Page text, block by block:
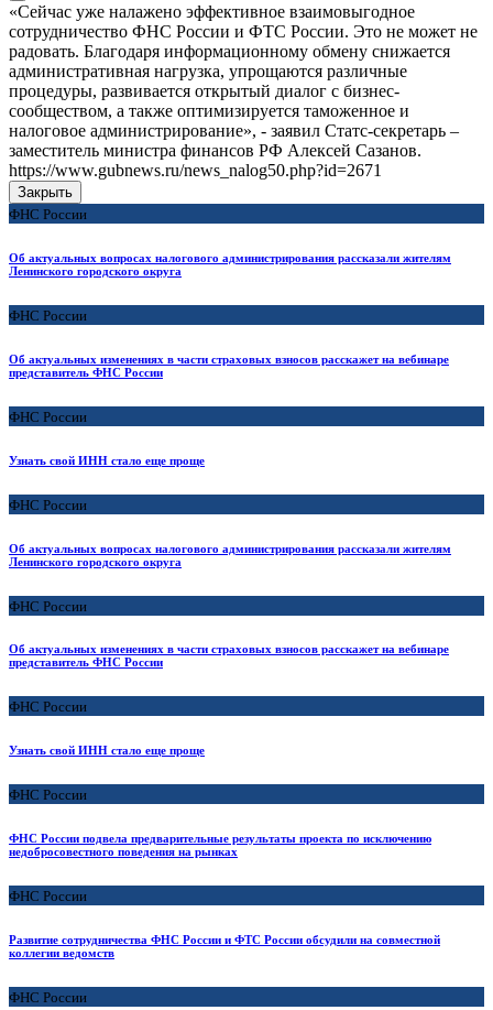
«Сейчас уже налажено эффективное взаимовыгодное
сотрудничество ФНС России и ФТС России. Это не может не
радовать. Благодаря информационному обмену снижается
административная нагрузка, упрощаются различные
процедуры, развивается открытый диалог с бизнес-
сообществом, а также оптимизируется таможенное и
налоговое администрирование», - заявил Статс-секретарь –
заместитель министра финансов РФ Алексей Сазанов.
https://www.gubnews.ru/news_nalog50.php?id=2671
Закрыть
ФНС России
Об актуальных вопросах налогового администрирования рассказали жителям
Ленинского городского округа
ФНС России
Об актуальных изменениях в части страховых взносов расскажет на вебинаре
представитель ФНС России
ФНС России
Узнать свой ИНН стало еще проще
ФНС России
Об актуальных вопросах налогового администрирования рассказали жителям
Ленинского городского округа
ФНС России
Об актуальных изменениях в части страховых взносов расскажет на вебинаре
представитель ФНС России
ФНС России
Узнать свой ИНН стало еще проще
ФНС России
ФНС России подвела предварительные результаты проекта по исключению
недобросовестного поведения на рынках
ФНС России
Развитие сотрудничества ФНС России и ФТС России обсудили на совместной
коллегии ведомств
ФНС России